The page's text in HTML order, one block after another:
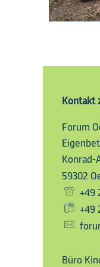
Kontakt
Forum
Konrad-
59302
+49
+49
Büro